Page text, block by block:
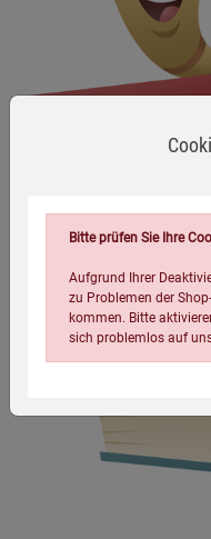
Bitte prüfen Sie Ihre
Aufgrund Ihrer
zu Problemen der
kommen. Bitte
sich problemlos auf